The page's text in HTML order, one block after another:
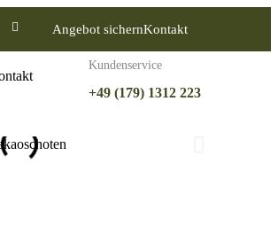
Angebot sichernKontakt
Kundenservice
+49 (179) 1312 223